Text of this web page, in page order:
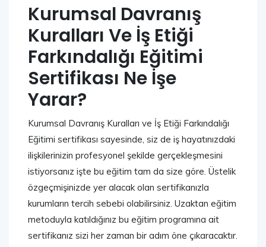
Kurumsal Davranış
Kuralları Ve İş Etiği
Farkındalığı Eğitimi
Sertifikası Ne İşe
Yarar?
Kurumsal Davranış Kuralları ve İş Etiği Farkındalığı
Eğitimi sertifikası sayesinde, siz de iş hayatınızdaki
ilişkilerinizin profesyonel şekilde gerçekleşmesini
istiyorsanız işte bu eğitim tam da size göre. Üstelik
özgeçmişinizde yer alacak olan sertifikanızla
kurumların tercih sebebi olabilirsiniz. Uzaktan eğitim
metoduyla katıldığınız bu eğitim programına ait
sertifikanız sizi her zaman bir adım öne çıkaracaktır.